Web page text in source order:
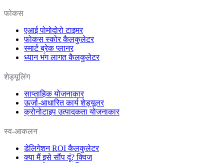
फोकस
एआई पोमोदोरो टाइमर
फोकस स्कोर कैलकुलेटर
स्मार्ट ब्रेक प्लानर
ध्यान भंग लागत कैलकुलेटर
शेड्यूलिंग
साप्ताहिक योजनाकार
ऊर्जा-आधारित कार्य शेड्यूलर
क्रोनोटाइप उत्पादकता योजनाकार
स्व-आकलन
डेलिगेशन ROI कैलकुलेटर
क्या मैं इसे सौंप दूं? क्विज